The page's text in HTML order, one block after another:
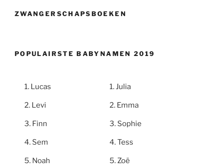
ZWANGERSCHAPSBOEKEN
POPULAIRSTE BABYNAMEN 2019
Lucas
Levi
Finn
Sem
Noah
Julia
Emma
Sophie
Tess
Zoë